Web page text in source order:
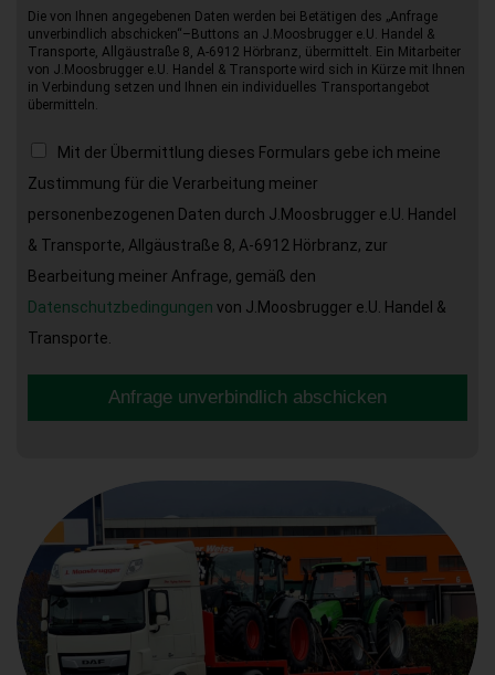
Die von Ihnen angegebenen Daten werden bei Betätigen des „Anfrage
unverbindlich abschicken“–Buttons an J.Moosbrugger e.U. Handel &
Transporte, Allgäustraße 8, A-6912 Hörbranz, übermittelt. Ein Mitarbeiter
von J.Moosbrugger e.U. Handel & Transporte wird sich in Kürze mit Ihnen
in Verbindung setzen und Ihnen ein individuelles Transportangebot
übermitteln.
Mit der Übermittlung dieses Formulars gebe ich meine
Zustimmung für die Verarbeitung meiner
personenbezogenen Daten durch J.Moosbrugger e.U. Handel
& Transporte, Allgäustraße 8, A-6912 Hörbranz, zur
Bearbeitung meiner Anfrage, gemäß den
Datenschutzbedingungen von J.Moosbrugger e.U. Handel &
Transporte.
Anfrage unverbindlich abschicken